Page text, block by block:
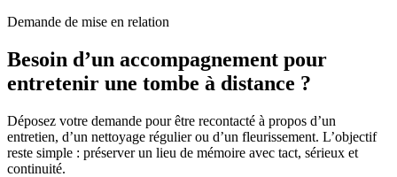
Demande de mise en relation
Besoin d’un accompagnement pour
entretenir une tombe à distance ?
Déposez votre demande pour être recontacté à propos d’un
entretien, d’un nettoyage régulier ou d’un fleurissement. L’objectif
reste simple : préserver un lieu de mémoire avec tact, sérieux et
continuité.